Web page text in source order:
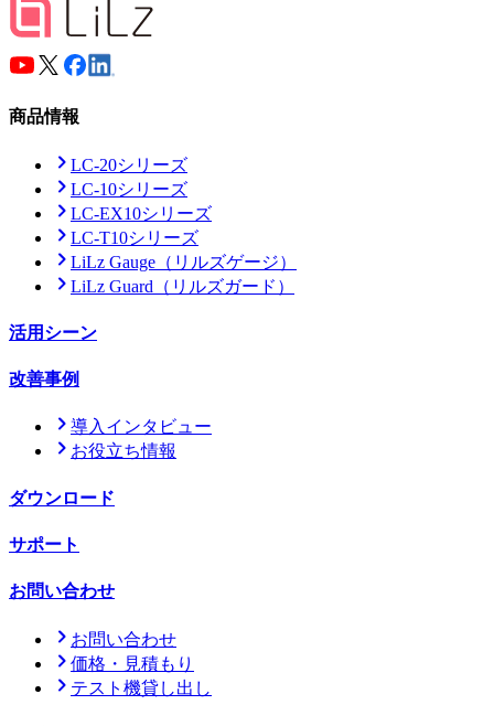
商品情報
LC-20シリーズ
LC-10シリーズ
LC-EX10シリーズ
LC-T10シリーズ
LiLz Gauge （リルズゲージ）
LiLz Guard （リルズガード）
活用シーン
改善事例
導入インタビュー
お役立ち情報
ダウンロード
サポート
お問い合わせ
お問い合わせ
価格・見積もり
テスト機貸し出し